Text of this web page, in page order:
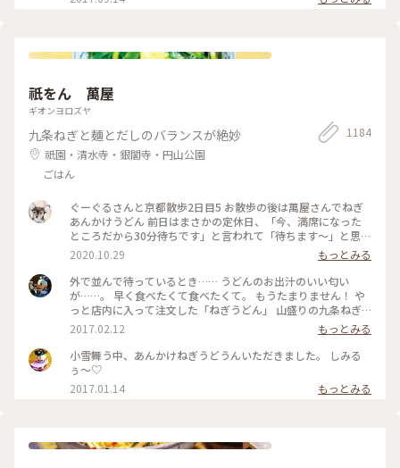
驚きで正面を撮影するのを忘れてしまいました(笑) 見学には予
祇をん 萬屋
ギオンヨロズヤ
九条ねぎと麺とだしのバランスが絶妙
祇園・清水寺・銀閣寺・円山公園
ごはん
1184
ぐーぐるさんと京都散歩2日目5 お散歩の後は萬屋さんでねぎ
あんかけうどん 前日はまさかの定休日、「今、満席になった
ところだから30分待ちです」と言われて「待ちます〜」と思わ
ず♡︎😆 検温もして無事にいただきました❣️ #小さな秋 #京都 #
食欲の秋
2020.10.29
もっとみる
外で並んで待っているとき…… うどんのお出汁のいい匂い
が……。 早く食べたくて食べたくて。 もうたまりません！ や
っと店内に入って注文した「ねぎうどん」 山盛りの九条ねぎ
と、おろし生姜がのってやってきました！ あ～～もう幸せ
～！ 出汁の匂いを嗅ぎながら、ねぎと生姜、ねぎとうどん、
出汁の順で、あっという間に平らげてしまいました。 食べ終
わったときに友人と目を合わせて笑顔でほっこり！ 身も心も
2017.02.12
もっとみる
小雪舞う中、あんかけねぎうどうんいただきました。 しみる
ぅ〜♡
2017.01.14
もっとみる